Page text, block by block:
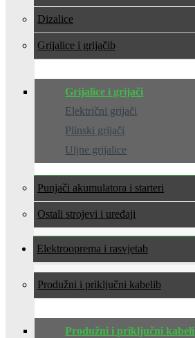
Dizalice
Grijalice i grijači
Grijalice i grijači
Električni grijači
Plinski grijači
Uljne grijalice
Punjači akumulatora i starteri
Ostali strojevi i uređaji
Elektrooprema i rasvjeta
Produžni i priključni kabeli
Produžni i priključni kabeli